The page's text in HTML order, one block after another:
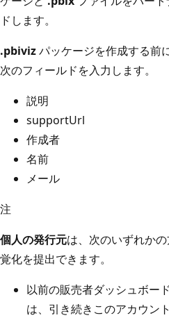
ドします。
.pbivizパッケージを作成する前に
次のフィールドを入力します。
説明
supportUrl
作成者
名前
メール
注
個人の発行元は、次のいずれか
覚化を提出できます。
以前の販売者ダッシュボー
は、引き続きこのアカウン